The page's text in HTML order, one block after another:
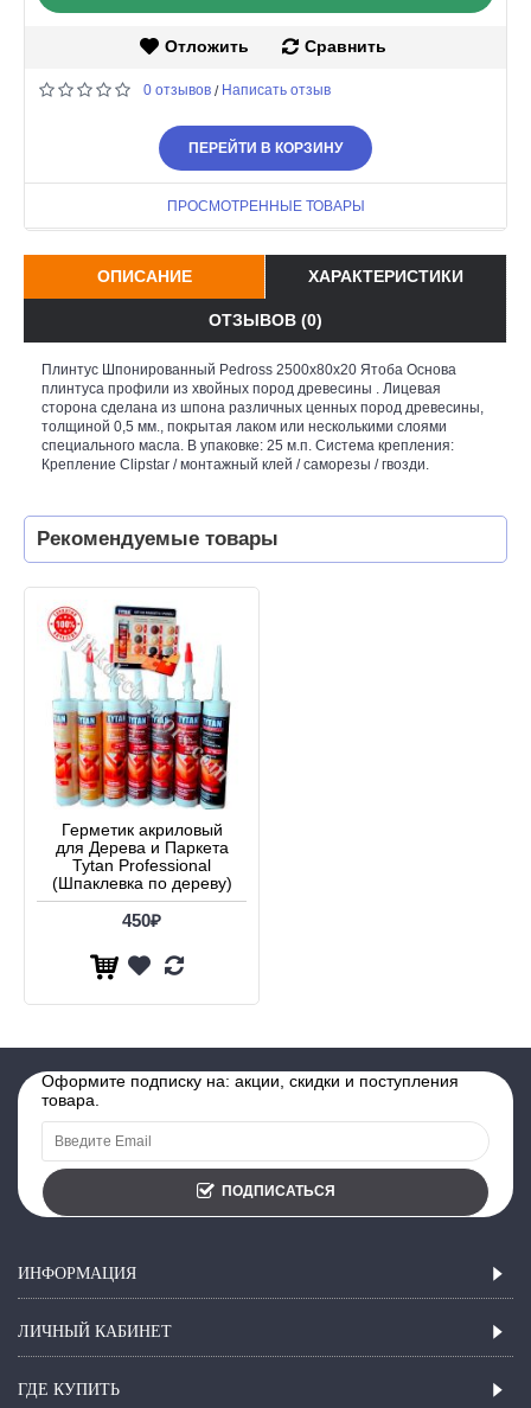
Отложить Сравнить
0 отзывов / Написать отзыв
ПЕРЕЙТИ В КОРЗИНУ
ПРОСМОТРЕННЫЕ ТОВАРЫ
ОПИСАНИЕ ХАРАКТЕРИСТИКИ
ОТЗЫВОВ (0)
Плинтус Шпонированный Pedross 2500х80х20 Ятоба Основа
плинтуса профили из хвойных пород древесины . Лицевая
сторона сделана из шпона различных ценных пород древесины,
толщиной 0,5 мм., покрытая лаком или несколькими слоями
специального масла. В упаковке: 25 м.п. Система крепления:
Крепление Clipstar / монтажный клей / саморезы / гвозди.
Рекомендуемые товары
Герметик акриловый
для Дерева и Паркета
Tytan Professional
(Шпаклевка по дереву)
450₽
Оформите подписку на: акции, скидки и поступления
товара.
ПОДПИСАТЬСЯ
ИНФОРМАЦИЯ
ЛИЧНЫЙ КАБИНЕТ
ГДЕ КУПИТЬ